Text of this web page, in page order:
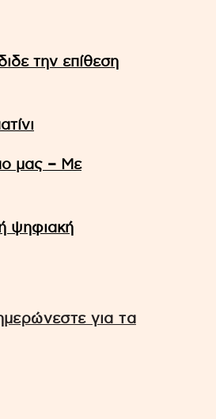
την επίθεση
μας – Με
ψηφιακή
για τα